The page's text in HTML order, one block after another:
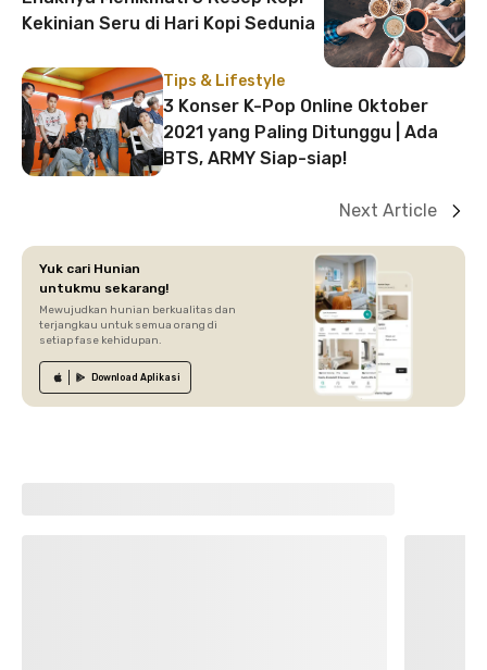
Kekinian Seru di Hari Kopi Sedunia
Tips & Lifestyle
3 Konser K-Pop Online Oktober
2021 yang Paling Ditunggu | Ada
BTS, ARMY Siap-siap!
Next Article
Yuk cari Hunian
untukmu sekarang!
Mewujudkan hunian berkualitas dan
terjangkau untuk semua orang di
setiap fase kehidupan.
Download Aplikasi